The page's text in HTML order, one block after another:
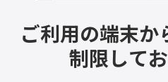
ご利用の端末か
制限してお